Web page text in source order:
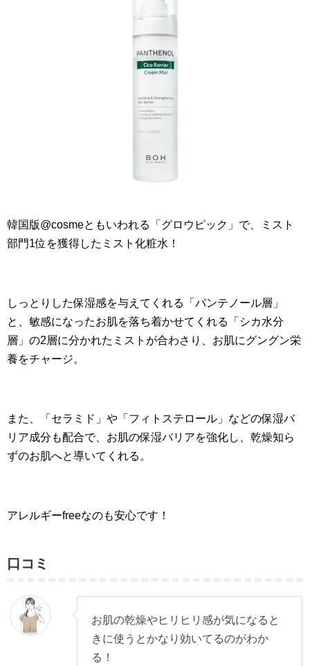
韓国版@cosmeともいわれる「グロウピック」で、ミスト
部門1位を獲得したミスト化粧水！
しっとりした保湿感を与えてくれる「パンテノール層」
と、敏感になったお肌を落ち着かせてくれる「シカ水分
層」の2層に分かれたミストが合わさり、お肌にグングン栄
養をチャージ。
また、「セラミド」や「フィトステロール」などの保湿バ
リア成分も配合で、お肌の保湿バリアを強化し、乾燥知ら
ずのお肌へと導いてくれる。
アレルギーfreeなのも安心です！
口コミ
お肌の乾燥やヒリヒリ感が気になると
きに使うとかなり効いてるのがわか
る！